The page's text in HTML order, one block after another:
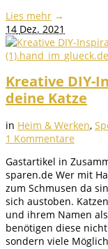
Lies mehr →
14 Dez. 2021
Kreative DIY-
deine Katze
in Heim & Werken,
1 Kommentare
Gastartikel in
sparen.de Wer mit
zum Schmusen da
sich austoben.
und ihrem Namen
benötigen diese
sondern viele